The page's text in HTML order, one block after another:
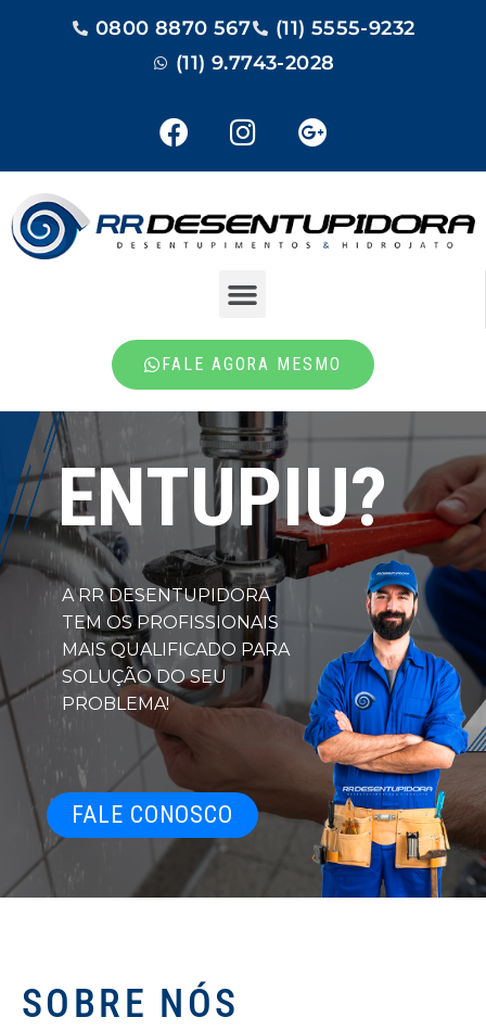
0800 8870 567
(11) 5555-9232
(11) 9.7743-2028
FALE AGORA MESMO
ENTUPIU?
A RR DESENTUPIDORA
TEM OS PROFISSIONAIS
MAIS QUALIFICADO PARA
SOLUÇÃO DO SEU
PROBLEMA!
FALE CONOSCO
SOBRE NÓS